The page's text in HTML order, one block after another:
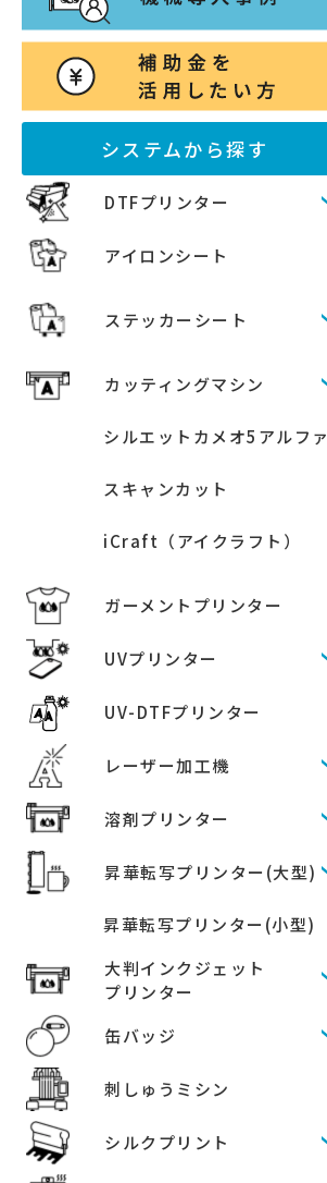
システムから探す
DTFプリンター
アイロンシート
ステッカーシート
カッティングマシン
シルエットカメオ5アルファ
スキャンカット
iCraft（アイクラフト）
ガーメントプリンター
UVプリンター
UV-DTFプリンター
レーザー加工機
溶剤プリンター
昇華転写プリンター(大型)
昇華転写プリンター(小型)
大判インクジェット
プリンター
缶バッジ
刺しゅうミシン
シルクプリント